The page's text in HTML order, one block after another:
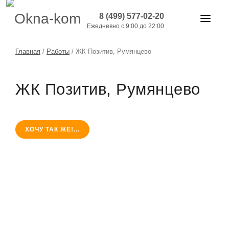
8 (499) 577-02-20
Ежедневно с 9:00 до 22:00
ОКНА И ДВЕРИ
РАБОТЫ
ЦЕНЫ
Главная / Работы / ЖК Позитив, Румянцево
ЖК Позитив, Румянцево
ХОЧУ ТАК ЖЕ!...